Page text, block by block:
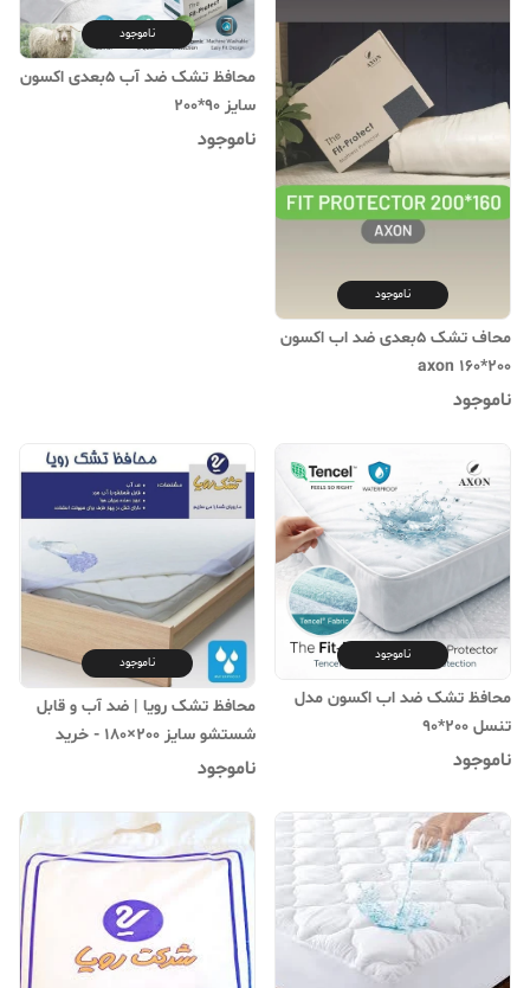
ناموجود
محاف تشک 5بعدی ضد اب اکسون
200*160 axon
ناموجود
ناموجود
محافظ تشک ضد آب 5بعدی اکسون
سایز 90*200
ناموجود
ناموجود
محافظ تشک ضد اب اکسون مدل
تنسل 200*90
ناموجود
ناموجود
محافظ تشک رویا | ضد آب و قابل
شستشو سایز 200×180 - خرید
آنلاین"
ناموجود